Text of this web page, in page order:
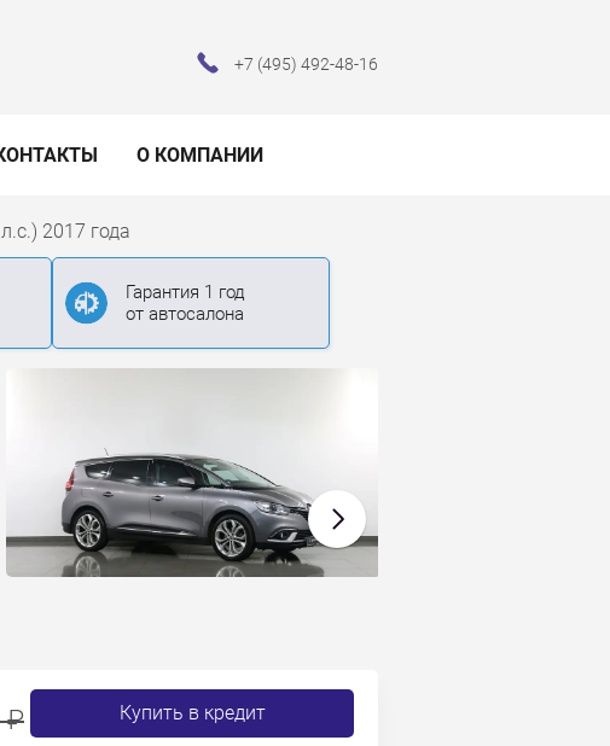
+7 (495) 492-48-16
О КОМПАНИИ
2017 года
Гарантия 1 год
от автосалона
₽ Купить в кредит